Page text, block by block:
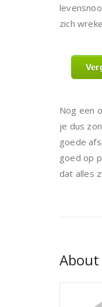
zich
Nog een
je dus
goede
goed op
dat alles